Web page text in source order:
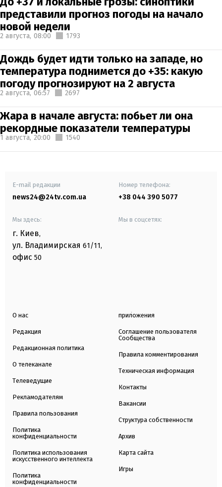
представили прогноз погоды на начало
новой недели
2 августа, 08:00 1793
Дождь будет идти только на западе, но
температура поднимется до +35: какую
погоду прогнозируют на 2 августа
2 августа, 06:57 2697
Жара в начале августа: побьет ли она
рекордные показатели температуры
1 августа, 20:00 1540
E-mail редакции
news24@24tv.com.ua
Номер телефона:
+38 044 390 5077
Мы здесь:
г. Киев,
ул. Владимирская 61/11,
офис 50
Мы в соцсетях:
О нас
Редакция
Редакционная политика
О телеканале
Телеведущие
Рекламодателям
Правила пользования
Политика
конфиденциальности
Политика использования
искусственного интеллекта
Политика
конфиденциальности
приложения
Соглашение пользователя
Сообщества
Правила комментирования
Техническая информация
Контакты
Вакансии
Структура собственности
Архив
Карта сайта
Игры